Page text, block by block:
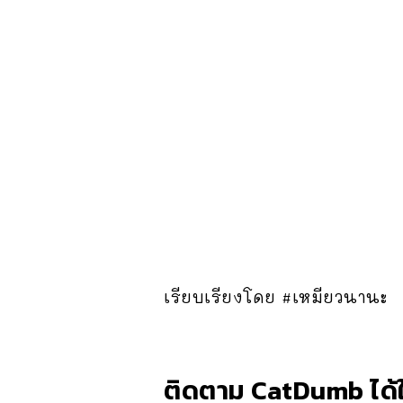
เรียบเรียงโดย #เหมียวนานะ
ติดตาม CatDumb ไ